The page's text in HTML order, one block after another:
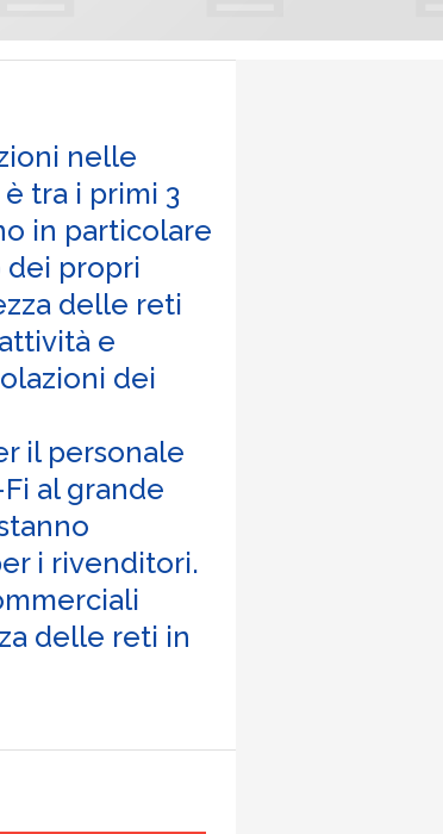
nelle
tra i primi 3
in particolare
dei propri
delle reti
e
dei
il personale
al grande
i rivenditori.
delle reti in